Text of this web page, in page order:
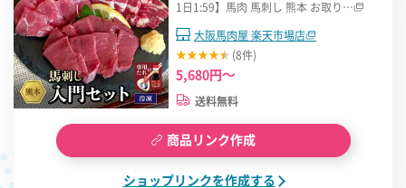
1日1:59】馬肉 馬刺し 熊本 お取り…
大阪馬肉屋 楽天市場店
(8件)
5,680円～
送料無料
商品リンク作成
ショップリンクを作成する